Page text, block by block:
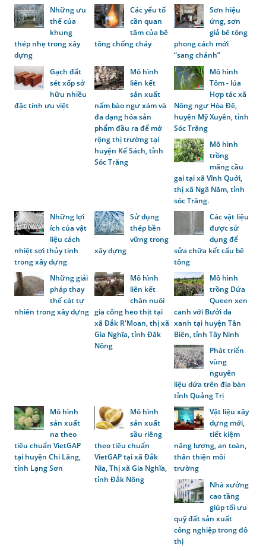
Những ưu
thế của
khung
thép nhẹ trong xây
dựng
Các yếu tố
cần quan
tâm của bê
tông chống cháy
Sơn hiệu
ứng, sơn
giả bê tông
phong cách mới
“sang chảnh”
Gạch đất
sét xốp sở
hữu nhiều
đặc tính ưu việt
Mô hình
liên kết
sản xuất
nấm bào ngư xám và
đa dạng hóa sản
phẩm đầu ra để mở
rộng thị trường tại
huyện Kế Sách, tỉnh
Sóc Trăng
Mô hình
Tôm - lúa
Hợp tác xã
Nông ngư Hòa Đê,
huyện Mỹ Xuyên, tỉnh
Sóc Trăng
Mô hình
trồng
mãng cầu
gai tại xã Vĩnh Quới,
thị xã Ngã Năm, tỉnh
sóc Trăng.
Những lợi
ích của vật
liệu cách
nhiệt sợi thủy tinh
trong xây dựng
Sử dụng
thép bền
vững trong
xây dựng
Các vật liệu
được sử
dụng để
sửa chữa kết cấu bê
tông
Những giải
pháp thay
thế cát tự
nhiên trong xây dựng
Mô hình
liên kết
chăn nuôi
gia công heo thịt tại
xã Đắk R'Moan, thị xã
Gia Nghĩa, tỉnh Đăk
Nông
Mô hình
trồng Dứa
Queen xen
canh với Bưởi da
xanh tại huyện Tân
Biên, tỉnh Tây Ninh
Phát triển
vùng
nguyên
liệu dứa trên địa bàn
tỉnh Quảng Trị
Mô hình
sản xuất
na theo
tiêu chuẩn VietGAP
tại huyện Chi Lăng,
tỉnh Lạng Sơn
Mô hình
sản xuất
sầu riêng
theo tiêu chuẩn
VietGAP tại xã Đắk
Nia, Thị xã Gia Nghĩa,
tỉnh Đắk Nông
Vật liệu xây
dựng mới,
tiết kiệm
năng lượng, an toàn,
thân thiện môi
trường
Nhà xưởng
cao tầng
giúp tối ưu
quỹ đất sản xuất
công nghiệp trong đô
thị